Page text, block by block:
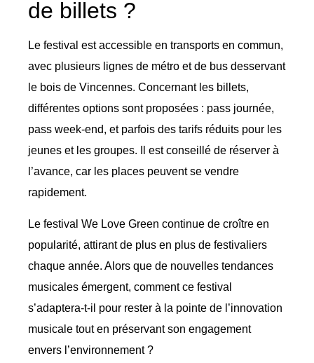
de billets ?
Le festival est accessible en transports en commun,
avec plusieurs lignes de métro et de bus desservant
le bois de Vincennes. Concernant les billets,
différentes options sont proposées : pass journée,
pass week-end, et parfois des tarifs réduits pour les
jeunes et les groupes. Il est conseillé de réserver à
l’avance, car les places peuvent se vendre
rapidement.
Le festival We Love Green continue de croître en
popularité, attirant de plus en plus de festivaliers
chaque année. Alors que de nouvelles tendances
musicales émergent, comment ce festival
s’adaptera-t-il pour rester à la pointe de l’innovation
musicale tout en préservant son engagement
envers l’environnement ?